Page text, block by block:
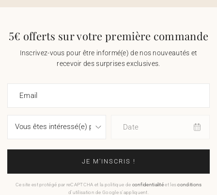
5€ offerts sur votre première commande
Inscrivez-vous pour être informé(e) de nos nouveautés et
recevoir des surprises exclusives.
Email
Date
JE M'INSCRIS !
Ce site est protégé par reCAPTCHA et la politique de confidentialitéet lesconditions
d'utilisation de Google s'appliquent.